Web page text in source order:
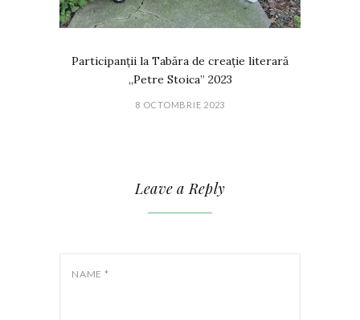
Participanții la Tabăra de creație literară
„Petre Stoica” 2023
8 OCTOMBRIE 2023
Leave a Reply
NAME *